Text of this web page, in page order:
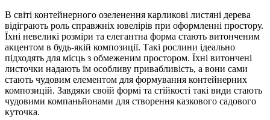
В світі контейнерного озеленення карликові листяні дерева
відіграють роль справжніх ювелірів при оформленні простору.
Їхні невеликі розміри та елегантна форма стають витонченим
акцентом в будь-якій композиції. Такі рослини ідеально
підходять для місць з обмеженим простором. Їхні витончені
листочки надають їм особливу привабливість, а вони сами
стають чудовим елементом для формування контейнерних
композицій. Завдяки своїй формі та стійкості такі види стають
чудовими компаньйонами для створення казкового садового
куточка.